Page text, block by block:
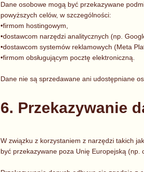
Dane osobowe mogą być przekazywane
powyższych celów, w szczególności:
•firmom hostingowym,
•dostawcom narzędzi analitycznych (np.
•dostawcom systemów reklamowych (Meta
•firmom obsługującym pocztę elektroniczną.
Dane nie są sprzedawane ani udostępniane
6. Przekazywanie
W związku z korzystaniem z narzędzi takich
być przekazywane poza Unię Europejską (np.